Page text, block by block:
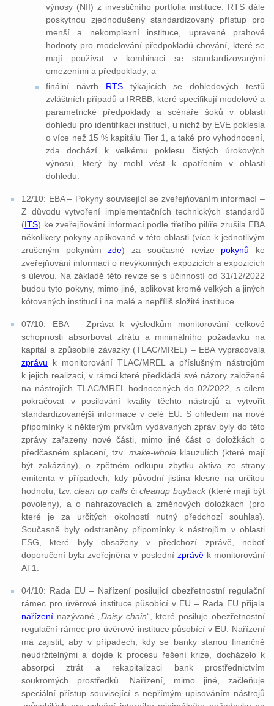
výnosy (NII) z investičního portfolia instituce. RTS dále
poskytnou zjednodušený standardizovaný přístup pro
menší a nekomplexní instituce, upravené prahové
hodnoty pro modelování předpokladů chování, které se
mají používat v kombinaci se standardizovanými
omezeními a předpoklady; a
finální návrh RTStýkajících se dohledových testů
zvláštních případů u IRRBB, které specifikují modelové a
parametrické předpoklady a scénáře šoků v oblasti
dohledu pro identifikaci institucí, u nichž by EVE poklesla
o více než 15 % kapitálu Tier 1, a také pro vyhodnocení,
zda dochází k velkému poklesu čistých úrokových
výnosů, který by mohl vést k opatřením v oblasti
dohledu.
12/10: EBA – Pokyny související se zveřejňováním informací –
Z důvodu vytvoření implementačních technických standardů
(ITS) ke zveřejňování informací podle třetího pilíře zrušila EBA
několikery pokyny aplikované v této oblasti (více k jednotlivým
zrušeným pokynůmzde) za současné revize pokynů ke
zveřejňování informací o nevýkonných expozicích a expozicích
s úlevou. Na základě této revize se s účinností od 31/12/2022
budou tyto pokyny, mimo jiné, aplikovat kromě velkých a jiných
kótovaných institucí i na malé a nepříliš složité instituce.
07/10: EBA – Zpráva k výsledkům monitorování celkové
schopnosti absorbovat ztrátu a minimálního požadavku na
kapitál a způsobilé závazky (TLAC/MREL) – EBA vypracovala
zprávu k monitorování TLAC/MREL a příslušným nástrojům
k jejich realizaci, v rámci které předkládá své názory založené
na nástrojích TLAC/MREL hodnocených do 02/2022, s cílem
pokračovat v posilování kvality těchto nástrojů a vytvořit
standardizovanější informace v celé EU. S ohledem na nové
připomínky k některým prvkům vydávaných zpráv byly do této
zprávy zařazeny nové části, mimo jiné část o doložkách o
předčasném splacení, tzv. make-wholeklauzulích (které mají
být zakázány), o zpětném odkupu zbytku aktiva ze strany
emitenta v případech, kdy původní jistina klesne na určitou
hodnotu, tzv.clean up callsčicleanup buyback(které mají být
povoleny), a o nahrazovacích a změnových doložkách (pro
které je za určitých okolností nutný předchozí souhlas).
Současně byly odstraněny připomínky k nástrojům v oblasti
ESG, které byly obsaženy v předchozí zprávě, neboť
doporučení byla zveřejněna v poslední zprávěk monitorování
AT1.
04/10: Rada EU – Nařízení posilující obezřetnostní regulační
rámec pro úvěrové instituce působící v EU – Rada EU přijala
nařízení nazývané „ Daisy chain“, které posiluje obezřetnostní
regulační rámec pro úvěrové instituce působící v EU. Nařízení
má zajistit, aby v případech, kdy se banky stanou finančně
neudržitelnými a dojde k procesu řešení krize, docházelo k
absorpci ztrát a rekapitalizaci bank prostřednictvím
soukromých prostředků. Nařízení, mimo jiné, začleňuje
speciální přístup související s nepřímým upisováním nástrojů